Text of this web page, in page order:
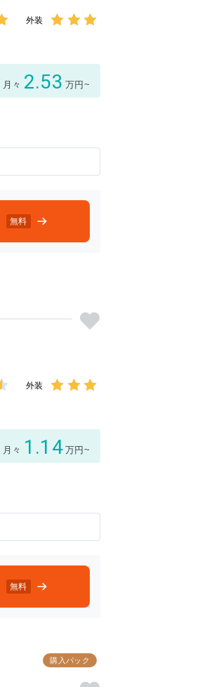
外装
月々 2.53 万円~
無料
外装
月々 1.14 万円~
無料
購入パック